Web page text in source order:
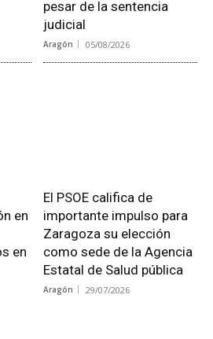
pesar de la sentencia
judicial
Aragón 05/08/2026
en
en
El PSOE califica de
importante impulso para
Zaragoza su elección
como sede de la Agencia
Estatal de Salud pública
Aragón 29/07/2026